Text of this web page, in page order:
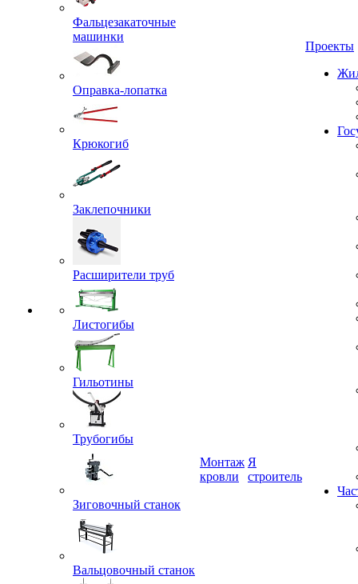
Фальцезакаточные
машинки
Оправка-лопатка
Крюкогиб
Заклепочники
Расширители труб
Листогибы
Гильотины
Трубогибы
Зиговочный станок
Вальцовочный станок
Монтаж
Я